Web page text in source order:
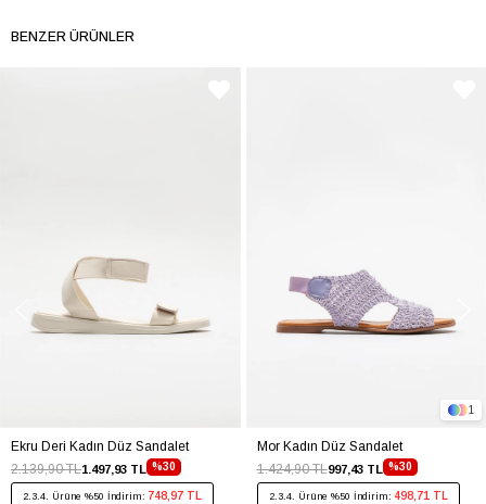
BENZER ÜRÜNLER
Ekru Deri Kadın Düz Sandalet
%30
1.497,93 TL
2.139,90 TL
2.3.4. Ürüne %50 İndirim: 748,97 TL
Mor Kadın Düz Sandalet
%30
997,43 TL
1.424,90 TL
2.3.4. Ürüne %50 İndirim: 498,71 TL
1